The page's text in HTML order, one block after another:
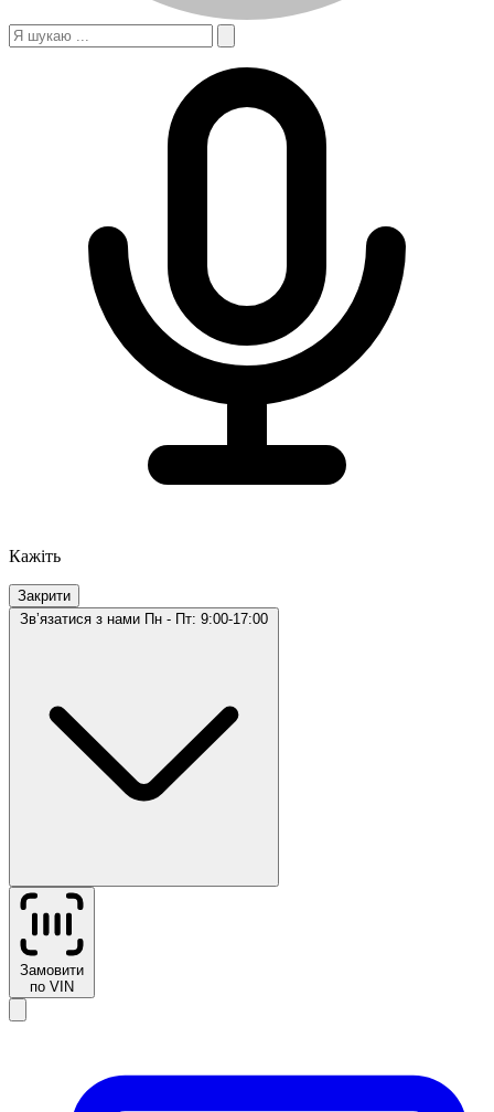
Кажіть
Закрити
Звʼязатися з нами Пн - Пт: 9:00-17:00
Замовити
по VIN